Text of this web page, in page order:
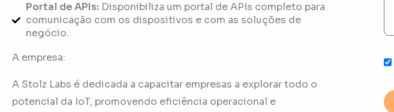
Portal de APIs:Disponibiliza um portal de APIs completo para
comunicação com os dispositivos e com as soluções de
negócio.
A empresa:
A Stolz Labs é dedicada a capacitar empresas a explorar todo o
potencial da IoT, promovendo eficiência operacional e